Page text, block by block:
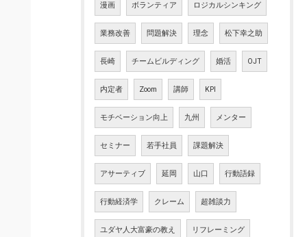
漫画 ボランティア ロジカルシンキング
業務改善 問題解決 理念 松下幸之助
長崎 チームビルディング 婚活 OJT
内定者 Zoom 講師 KPI
モチベーション向上 九州 メンター
セミナー 若手社員 課題解決
アサーティブ 延岡 山口 行動語録
行動経済学 クレーム 超雑談力
ユダヤ人大富豪の教え リフレーミング